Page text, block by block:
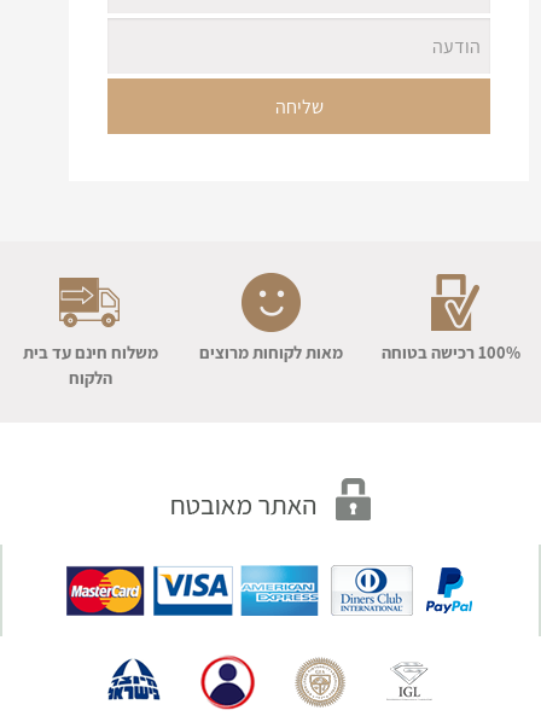
100% רכישה בטוחה מאות לקוחות מרוצים
משלוח חינם עד בית
הלקוח